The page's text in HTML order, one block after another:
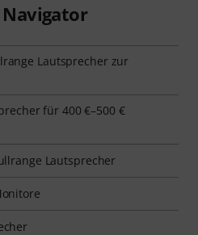
Lautsprecher zur
für 400 €–500 €
Lautsprecher